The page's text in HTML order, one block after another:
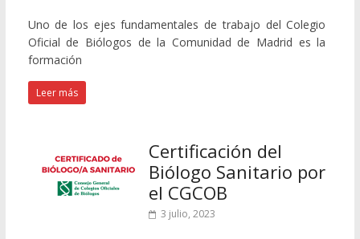
Uno de los ejes fundamentales de trabajo del Colegio
Oficial de Biólogos de la Comunidad de Madrid es la
formación
Leer más
Certificación del
Biólogo Sanitario por
el CGCOB
3 julio, 2023